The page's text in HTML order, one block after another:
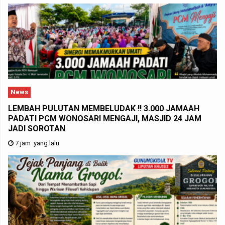
News
LEMBAH PULUTAN MEMBELUDAK !! 3.000 JAMAAH
PADATI PCM WONOSARI MENGAJI, MASJID 24 JAM
JADI SOROTAN
7 jam yang lalu